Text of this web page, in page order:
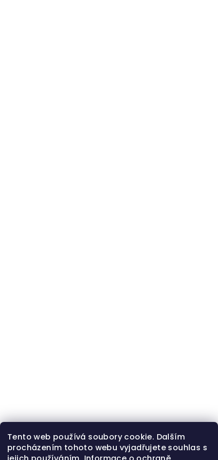
Tento web používá soubory cookie. Dalším
procházením tohoto webu vyjadřujete souhlas s